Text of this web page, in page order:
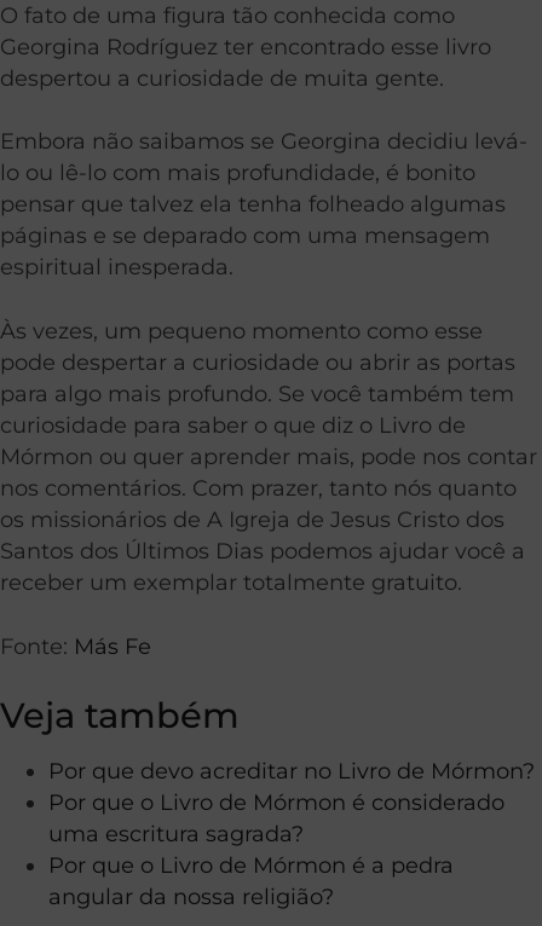
O fato de uma figura tão conhecida como
Georgina Rodríguez ter encontrado esse livro
despertou a curiosidade de muita gente.
Embora não saibamos se Georgina decidiu levá-
lo ou lê-lo com mais profundidade, é bonito
pensar que talvez ela tenha folheado algumas
páginas e se deparado com uma mensagem
espiritual inesperada.
Às vezes, um pequeno momento como esse
pode despertar a curiosidade ou abrir as portas
para algo mais profundo. Se você também tem
curiosidade para saber o que diz o Livro de
Mórmon ou quer aprender mais, pode nos contar
nos comentários. Com prazer, tanto nós quanto
os missionários de A Igreja de Jesus Cristo dos
Santos dos Últimos Dias podemos ajudar você a
receber um exemplar totalmente gratuito.
Fonte: Más Fe
Veja também
Por que devo acreditar no Livro de Mórmon?
Por que o Livro de Mórmon é considerado
uma escritura sagrada?
Por que o Livro de Mórmon é a pedra
angular da nossa religião?